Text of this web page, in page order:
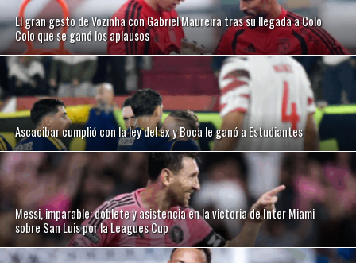
El gran gesto de Vozinha con Gabriel Maureira tras su llegada a Colo
Colo que se ganó los aplausos
Ascacibar cumplió con la ley del ex y Boca le ganó a Estudiantes
Messi, imparable: doblete y asistencia en la victoria de Inter Miami
sobre San Luis por la Leagues Cup